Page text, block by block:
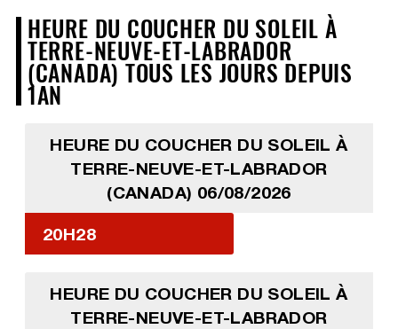
HEURE DU COUCHER DU SOLEIL À
TERRE-NEUVE-ET-LABRADOR
(CANADA) TOUS LES JOURS DEPUIS
1AN
HEURE DU COUCHER DU SOLEIL À
TERRE-NEUVE-ET-LABRADOR
(CANADA) 06/08/2026
20H28
HEURE DU COUCHER DU SOLEIL À
TERRE-NEUVE-ET-LABRADOR